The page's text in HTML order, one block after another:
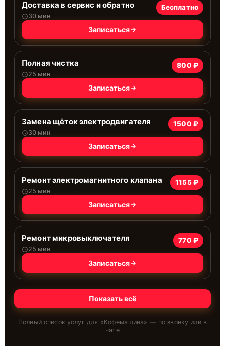
Доставка в сервис и обратно
30 мин
Бесплатно
Записаться
Полная чистка
25 мин
800 ₽
Записаться
Замена щёток электродвигателя
30 мин
1500 ₽
Записаться
Ремонт электромагнитного клапана
25 мин
1155 ₽
Записаться
Ремонт микровыключателя
25 мин
770 ₽
Записаться
Показать всё
Полный список услуг для «Кофемашина» — по звонку или в
чате